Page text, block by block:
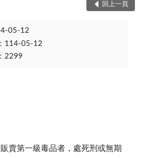
回上一頁
05-12
114-05-12
2299
賣第一級毒品者，處死刑或無期